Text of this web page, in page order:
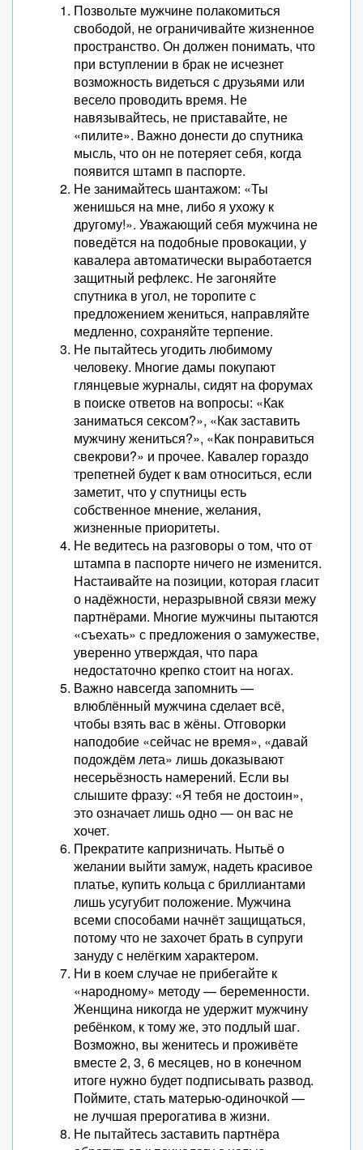
Позвольте мужчине полакомиться
свободой, не ограничивайте жизненное
пространство. Он должен понимать, что
при вступлении в брак не исчезнет
возможность видеться с друзьями или
весело проводить время. Не
навязывайтесь, не приставайте, не
«пилите». Важно донести до спутника
мысль, что он не потеряет себя, когда
появится штамп в паспорте.
Не занимайтесь шантажом: «Ты
женишься на мне, либо я ухожу к
другому!». Уважающий себя мужчина не
поведётся на подобные провокации, у
кавалера автоматически выработается
защитный рефлекс. Не загоняйте
спутника в угол, не торопите с
предложением жениться, направляйте
медленно, сохраняйте терпение.
Не пытайтесь угодить любимому
человеку. Многие дамы покупают
глянцевые журналы, сидят на форумах
в поиске ответов на вопросы: «Как
заниматься сексом?», «Как заставить
мужчину жениться?», «Как понравиться
свекрови?» и прочее. Кавалер гораздо
трепетней будет к вам относиться, если
заметит, что у спутницы есть
собственное мнение, желания,
жизненные приоритеты.
Не ведитесь на разговоры о том, что от
штампа в паспорте ничего не изменится.
Настаивайте на позиции, которая гласит
о надёжности, неразрывной связи межу
партнёрами. Многие мужчины пытаются
«съехать» с предложения о замужестве,
уверенно утверждая, что пара
недостаточно крепко стоит на ногах.
Важно навсегда запомнить —
влюблённый мужчина сделает всё,
чтобы взять вас в жёны. Отговорки
наподобие «сейчас не время», «давай
подождём лета» лишь доказывают
несерьёзность намерений. Если вы
слышите фразу: «Я тебя не достоин»,
это означает лишь одно — он вас не
хочет.
Прекратите капризничать. Нытьё о
желании выйти замуж, надеть красивое
платье, купить кольца с бриллиантами
лишь усугубит положение. Мужчина
всеми способами начнёт защищаться,
потому что не захочет брать в супруги
зануду с нелёгким характером.
Ни в коем случае не прибегайте к
«народному» методу — беременности.
Женщина никогда не удержит мужчину
ребёнком, к тому же, это подлый шаг.
Возможно, вы женитесь и проживёте
вместе 2, 3, 6 месяцев, но в конечном
итоге нужно будет подписывать развод.
Поймите, стать матерью-одиночкой —
не лучшая прерогатива в жизни.
Не пытайтесь заставить партнёра